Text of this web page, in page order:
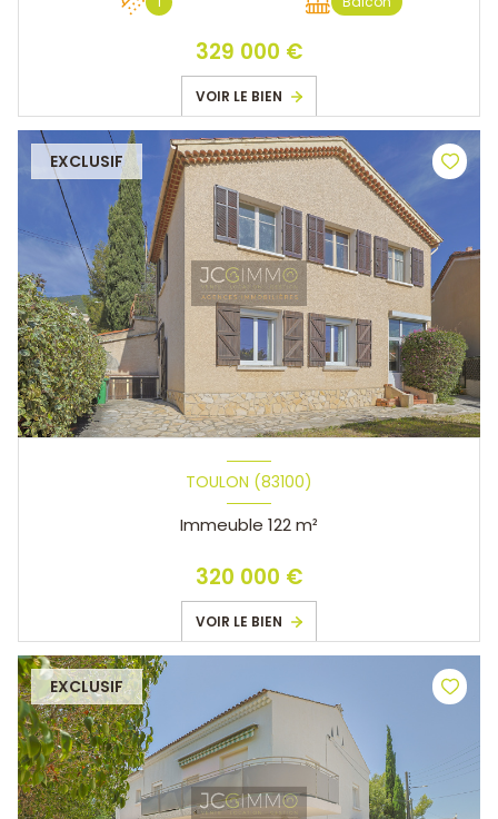
329 000 €
VOIR LE BIEN
EXCLUSIF
TOULON (83100)
Immeuble 122 m²
320 000 €
VOIR LE BIEN
EXCLUSIF